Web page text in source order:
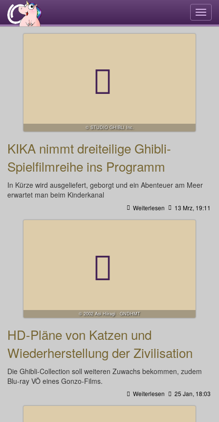
© STUDIO GHIBLI Inc.
KIKA nimmt dreiteilige Ghibli-
Spielfilmreihe ins Programm
In Kürze wird ausgeliefert, geborgt und ein Abenteuer am Meer
erwartet man beim Kinderkanal
Weiterlesen 13 Mrz, 19:11
© 2002 Aoi Hiiragi · GNDHMT
HD-Pläne von Katzen und
Wiederherstellung der Zivilisation
Die Ghibli-Collection soll weiteren Zuwachs bekommen, zudem
Blu-ray VÖ eines Gonzo-Films.
Weiterlesen 25 Jan, 18:03